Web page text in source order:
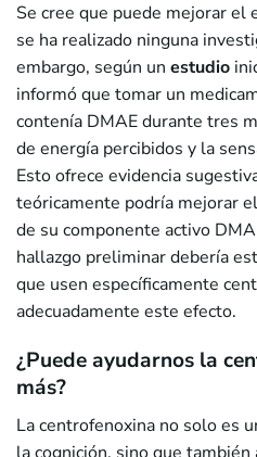
Se cree que puede mejorar el
se ha realizado ninguna
embargo, según un estudio
informó que tomar un
contenía DMAE durante tres
de energía percibidos y la
Esto ofrece evidencia
teóricamente podría mejorar
de su componente activo
hallazgo preliminar debería
que usen específicamente
adecuadamente este efecto.
¿Puede ayudarnos la
más?
La centrofenoxina no solo es